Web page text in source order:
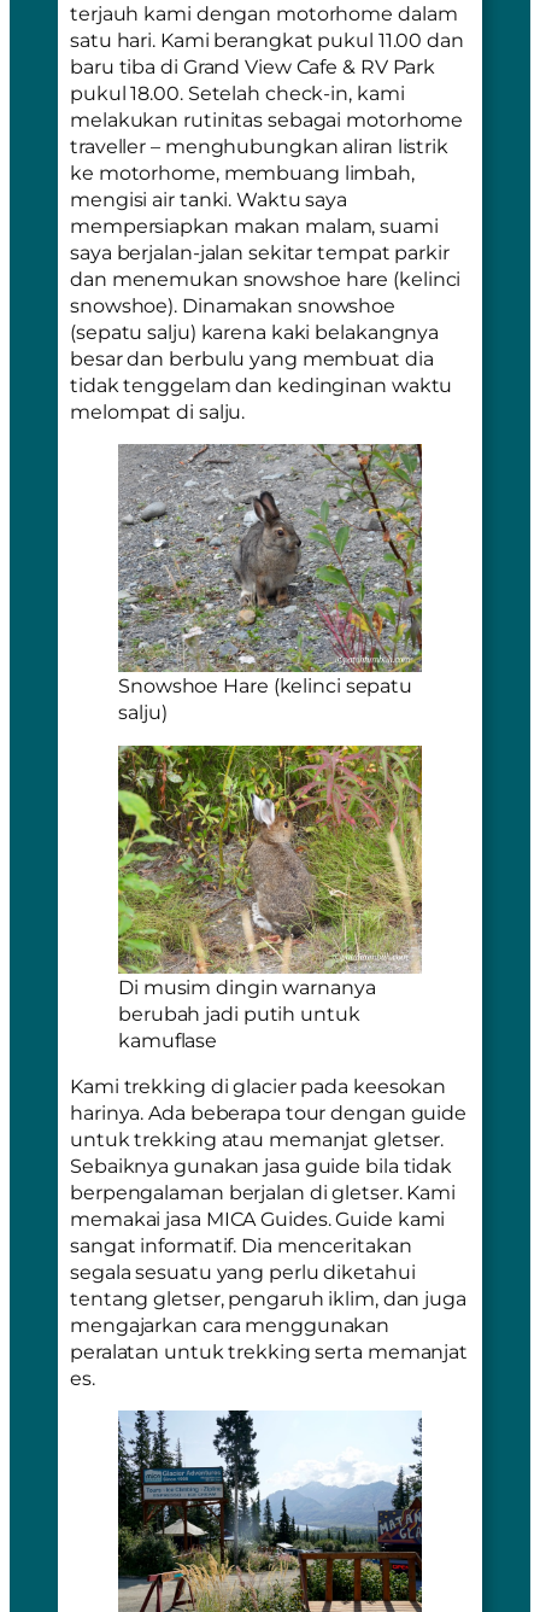
terjauh kami dengan motorhome dalam
satu hari. Kami berangkat pukul 11.00 dan
baru tiba di Grand View Cafe & RV Park
pukul 18.00. Setelah check-in, kami
melakukan rutinitas sebagai motorhome
traveller – menghubungkan aliran listrik
ke motorhome, membuang limbah,
mengisi air tanki. Waktu saya
mempersiapkan makan malam, suami
saya berjalan-jalan sekitar tempat parkir
dan menemukan snowshoe hare (kelinci
snowshoe). Dinamakan snowshoe
(sepatu salju) karena kaki belakangnya
besar dan berbulu yang membuat dia
tidak tenggelam dan kedinginan waktu
melompat di salju.
Snowshoe Hare (kelinci sepatu
salju)
Di musim dingin warnanya
berubah jadi putih untuk
kamuflase
Kami trekking di glacier pada keesokan
harinya. Ada beberapa tour dengan guide
untuk trekking atau memanjat gletser.
Sebaiknya gunakan jasa guide bila tidak
berpengalaman berjalan di gletser. Kami
memakai jasa MICA Guides. Guide kami
sangat informatif. Dia menceritakan
segala sesuatu yang perlu diketahui
tentang gletser, pengaruh iklim, dan juga
mengajarkan cara menggunakan
peralatan untuk trekking serta memanjat
es.